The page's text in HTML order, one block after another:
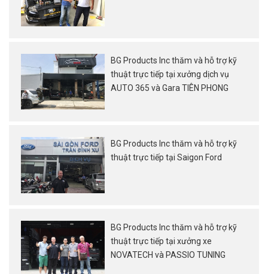
BG Products Inc thăm và hỗ trợ kỹ
thuật trực tiếp tại xưởng dịch vụ
AUTO 365 và Gara TIÊN PHONG
BG Products Inc thăm và hỗ trợ kỹ
thuật trực tiếp tại Saigon Ford
BG Products Inc thăm và hỗ trợ kỹ
thuật trực tiếp tại xưởng xe
NOVATECH và PASSIO TUNING